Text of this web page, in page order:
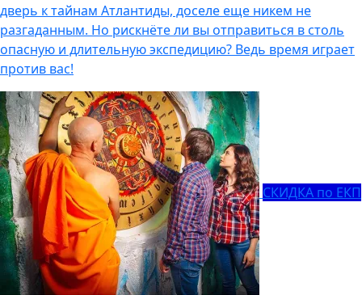
дверь к тайнам Атлантиды, доселе еще никем не
разгаданным. Но рискнёте ли вы отправиться в столь
опасную и длительную экспедицию? Ведь время играет
против вас!
СКИДКА по ЕКП